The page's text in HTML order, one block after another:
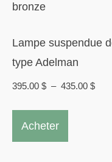
Lampe suspendue
type Adelman
395.00 $ – 435.00 $Plage
Acheter
Ce